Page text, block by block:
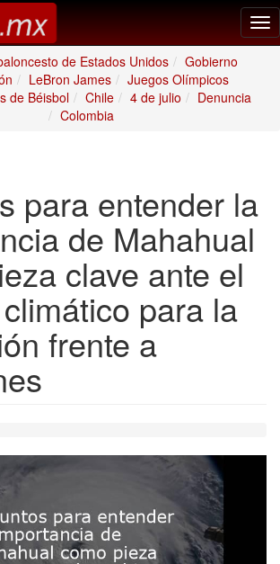
de Estados Unidos
Gobierno
LeBron James
Juegos Olímpicos
de Béisbol
Chile 4 de julio
Denuncia
Colombia
para entender la
de Mahahual
clave ante el
para la
frente a